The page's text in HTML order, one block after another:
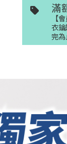
滿
【
衣
完為